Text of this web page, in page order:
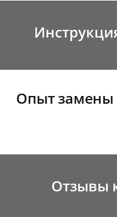
Опыт замены
Отзывы